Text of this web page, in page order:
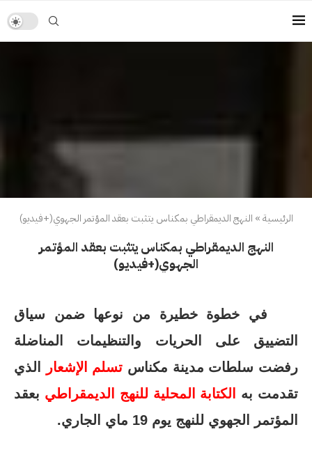
الرئيسية» النهج الديمقراطي بمكناس يتثبت بعقد المؤتمر الجهوي(+فيديو)
النهج الديمقراطي بمكناس يتثبت بعقد المؤتمر
الجهوي(+فيديو)
في خطوة خطيرة من نوعها ضمن سياق
التضييق على الحريات والتنظيمات المناضلة
رفضت سلطات مدينة مكناس تسلم الإشعار
الذي
تقدمت به
الكتابة المحلية للنهج الديمقراطي بعقد
المؤتمر الجهوي للنهج يوم 19 ماي الجاري.